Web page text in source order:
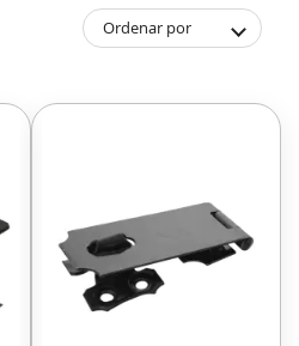
Ordenar por